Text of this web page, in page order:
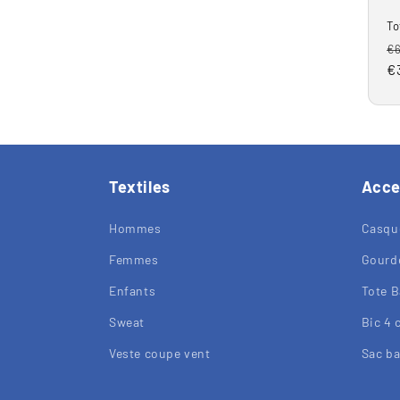
Textiles
Hommes
Femmes
Enfants
Sweat
Veste coupe vent
Tote
Bic 4
Sac